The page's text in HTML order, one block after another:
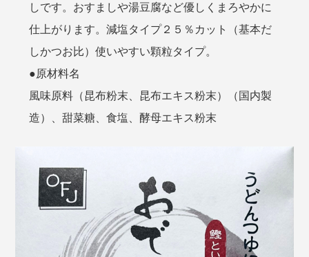
しです。おすましや湯豆腐など優しくまろやかに
仕上がります。減塩タイプ２５％カット（基本だ
しかつお比）使いやすい顆粒タイプ。
●原材料名
風味原料（昆布粉末、昆布エキス粉末）（国内製
造）、甜菜糖、食塩、酵母エキス粉末